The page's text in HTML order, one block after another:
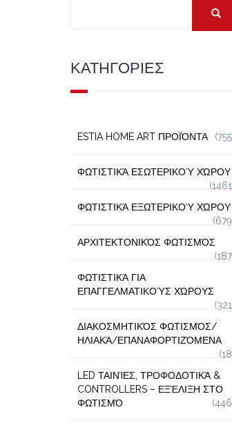
ΚΑΤΗΓΟΡΙΕΣ
ESTIA HOME ART ΠΡΟΪΌΝΤΑ
ΦΩΤΙΣΤΙΚΆ ΕΣΩΤΕΡΙΚΟΎ ΧΏΡΟΥ
ΦΩΤΙΣΤΙΚΆ ΕΞΩΤΕΡΙΚΟΎ ΧΏΡΟΥ
ΑΡΧΙΤΕΚΤΟΝΙΚΌΣ ΦΩΤΙΣΜΌΣ
ΦΩΤΙΣΤΙΚΆ ΓΙΑ
ΕΠΑΓΓΕΛΜΑΤΙΚΟΎΣ ΧΏΡΟΥΣ
ΔΙΑΚΟΣΜΗΤΙΚΌΣ ΦΩΤΙΣΜΌΣ/
ΗΛΙΑΚΆ/ΕΠΑΝΑΦΟΡΤΙΖΌΜΕΝΑ
LED ΤΑΙΝΊΕΣ, ΤΡΟΦΟΔΟΤΙΚΆ &
CONTROLLERS – ΕΞΈΛΙΞΗ ΣΤΟ
ΦΩΤΙΣΜΌ